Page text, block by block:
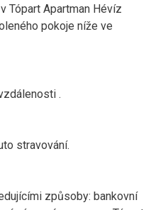
Tópart Apartman Hévíz
pokoje níže ve
.
stravování.
způsoby: bankovní